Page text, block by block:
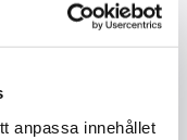
anpassa innehållet